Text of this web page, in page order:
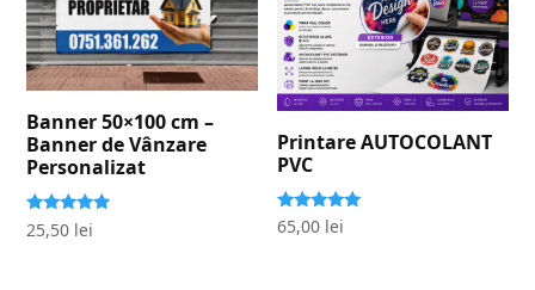
Banner 50×100 cm –
Banner de Vânzare
Personalizat
Evaluat la
5.00
25,50 lei
Printare AUTOCOLANT
PVC
Evaluat la
5.00
65,00 lei